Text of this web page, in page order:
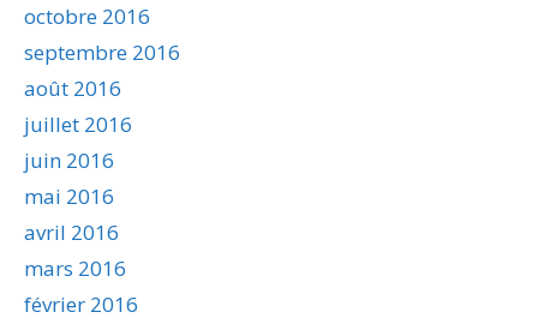
octobre 2016
septembre 2016
août 2016
juillet 2016
juin 2016
mai 2016
avril 2016
mars 2016
février 2016